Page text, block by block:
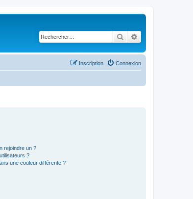
Rechercher
Connexion
Inscription
rejoindre un ?
?
une couleur différente ?